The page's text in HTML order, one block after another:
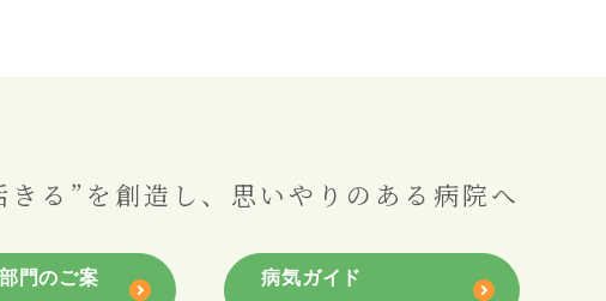
る”を創造し、 思いやりのある病院へ
門のご案
病気ガイド